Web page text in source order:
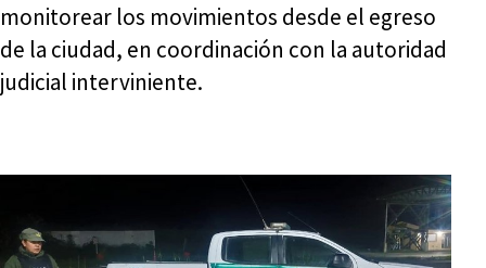
monitorear los movimientos desde el egreso
de la ciudad, en coordinación con la autoridad
judicial interviniente.